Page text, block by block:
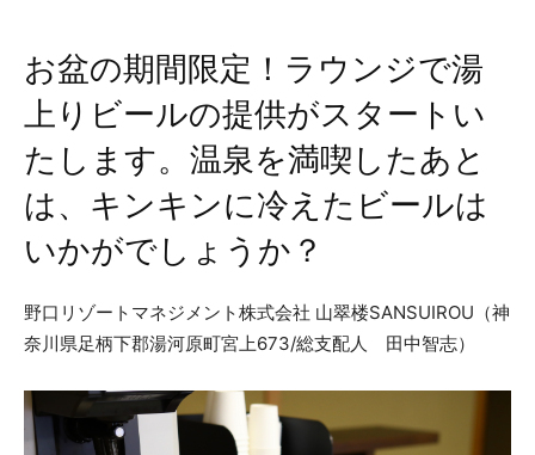
お盆の期間限定！ラウンジで湯
上りビールの提供がスタートい
たします。温泉を満喫したあと
は、キンキンに冷えたビールは
いかがでしょうか？
野口リゾートマネジメント株式会社 山翠楼SANSUIROU（神
奈川県足柄下郡湯河原町宮上673/総支配人 田中智志）